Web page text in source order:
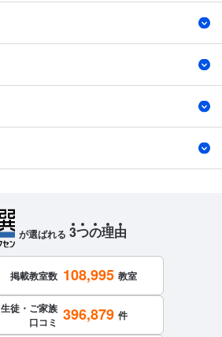
が選ばれる 3つの理由
掲載教室数 108,995 教室
生徒・ご家族
口コミ 396,879 件